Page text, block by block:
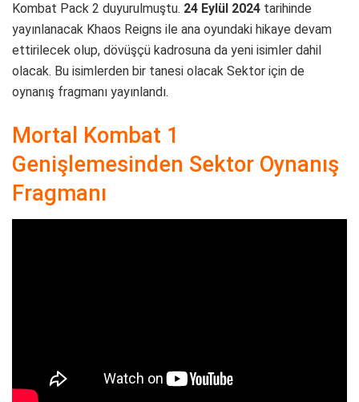
Kombat Pack 2 duyurulmuştu. 24 Eylül 2024 tarihinde
yayınlanacak Khaos Reigns ile ana oyundaki hikaye devam
ettirilecek olup, dövüşçü kadrosuna da yeni isimler dahil
olacak. Bu isimlerden bir tanesi olacak Sektor için de
oynanış fragmanı yayınlandı.
Mortal Kombat 1
Genişlemesinden Sektor Oynanış
Fragmanı